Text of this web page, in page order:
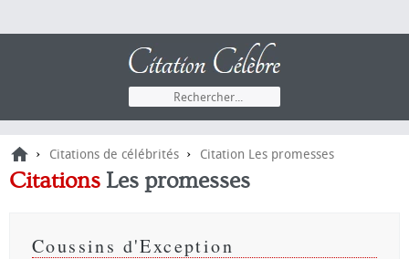
› Citations de célébrités › Citation Les promesses
Citations Les promesses
Coussins d'Exception